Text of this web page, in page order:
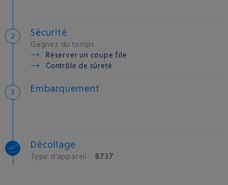
Sécurité
Gagnez du temps
Réserver un coupe file
Contrôle de sûreté
Embarquement
Décollage
Type d'appareil : B737